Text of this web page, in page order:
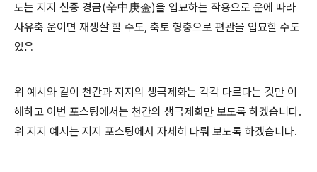
토는 지지 신중 경금(辛中庚金)을 입묘하는 작용으로 운에 따라
사유축 운이면 재생살 할 수도, 축토 형충으로 편관을 입묘할 수도
있음
위 예시와 같이 천간과 지지의 생극제화는 각각 다르다는 것만 이
해하고 이번 포스팅에서는 천간의 생극제화만 보도록 하겠습니다.
위 지지 예시는 지지 포스팅에서 자세히 다뤄 보도록 하겠습니다.